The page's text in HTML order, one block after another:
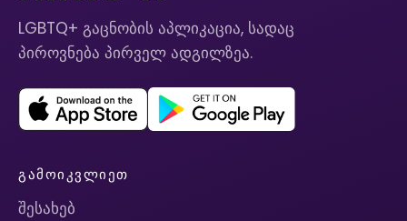
LGBTQ+ გაცნობის აპლიკაცია, სადაც
პიროვნება პირველ ადგილზეა.
ᲒᲐᲛᲝᲘᲙᲕᲚᲘᲔᲗ
შესახებ